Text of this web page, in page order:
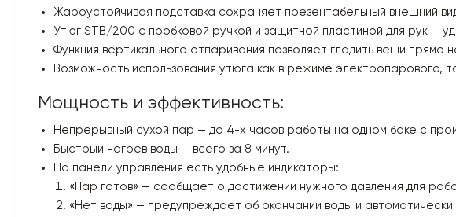
Жароустойчивая подставка сохраняет презентабельный внешний
Утюг STB/200 с пробковой ручкой и защитной пластиной для рук —
Функция вертикального отпаривания позволяет гладить вещи прямо
Возможность использования утюга как в режиме электропарового,
Мощность и эффективность:
Непрерывный сухой пар — до 4-х часов работы на одном баке с
Быстрый нагрев воды — всего за 8 минут.
На панели управления есть удобные индикаторы:
«Пар готов» — сообщает о достижении нужного давления для
«Нет воды» — предупреждает об окончании воды и